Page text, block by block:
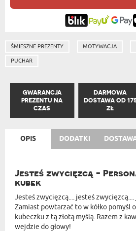
ŚMIESZNE PREZENTY MOTYWACJA
PUCHAR
GWARANCJA
PREZENTU NA
CZAS
DARMOWA
DOSTAWA OD
ZŁ
OPIS DODATKI
Jesteś zwycięzcą -
kubek
Jesteś zwycięzcą.... jesteś zwycięzcą....
Zamiast powtarzać to w kółko pomyśl
kubeczku z tą złotą myślą. Razem z
wejdzie do głowy!